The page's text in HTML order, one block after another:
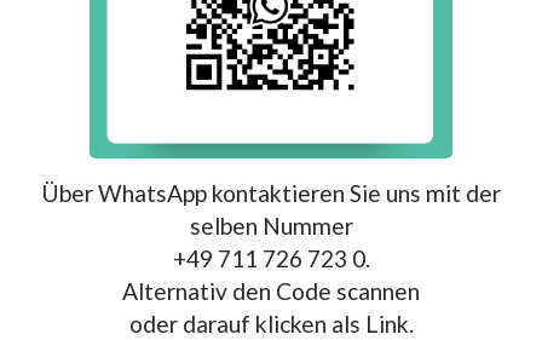
Über WhatsApp kontaktieren Sie uns mit der
selben Nummer
+49 711 726 723 0.
Alternativ den Code scannen
oder darauf klicken als Link.